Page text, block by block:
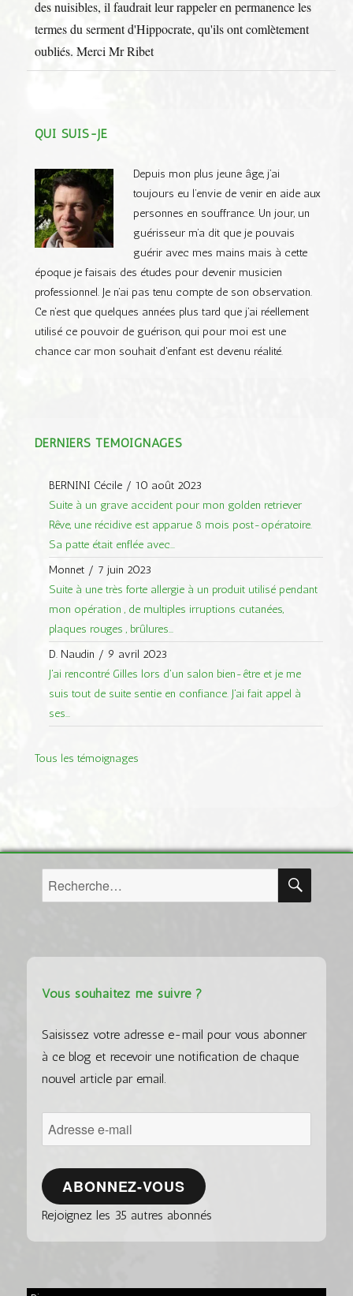
des nuisibles, il faudrait leur rappeler en permanence les
termes du serment d'Hippocrate, qu'ils ont comlètement
oubliés. Merci Mr Ribet
QUI SUIS-JE
Depuis mon plus jeune âge, j’ai
toujours eu l’envie de venir en aide aux
personnes en souffrance. Un jour, un
guérisseur m’a dit que je pouvais
guérir avec mes mains mais à cette
époque je faisais des études pour devenir musicien
professionnel. Je n’ai pas tenu compte de son observation.
Ce n’est que quelques années plus tard que j’ai réellement
utilisé ce pouvoir de guérison, qui pour moi est une
chance car mon souhait d'enfant est devenu réalité.
DERNIERS TÉMOIGNAGES
BERNINI Cécile/ 10 août 2023
Suite à un grave accident pour mon golden retriever
Rêve, une récidive est apparue 8 mois post-opératoire.
Sa patte était enflée avec...
Monnet/ 7 juin 2023
Suite à une très forte allergie à un produit utilisé pendant
mon opération , de multiples irruptions cutanées,
plaques rouges , brûlures...
D. Naudin / 9 avril 2023
J'ai rencontré Gilles lors d'un salon bien-être et je me
suis tout de suite sentie en confiance. J'ai fait appel à
ses...
Tous les témoignages
Vous souhaitez me suivre ?
Saisissez votre adresse e-mail pour vous abonner
à ce blog et recevoir une notification de chaque
nouvel article par email.
Adresse
e-
mail
ABONNEZ-VOUS
Rejoignez les 35 autres abonnés